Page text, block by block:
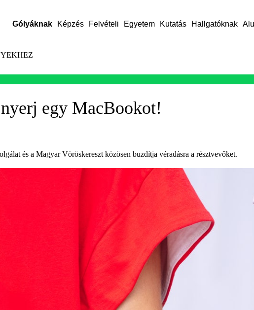
Gólyáknak Képzés Felvételi Egyetem Kutatás Hallgatóknak
egy MacBookot!
és a Magyar Vöröskereszt közösen buzdítja véradásra a résztvevőket.